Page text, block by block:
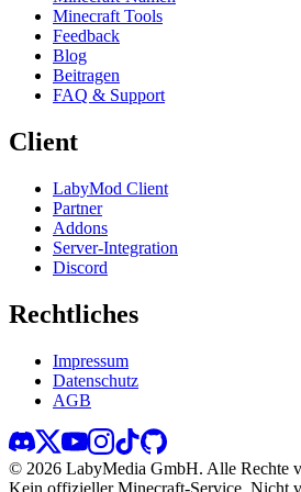
Minecraft Tools
Feedback
Blog
Beitragen
FAQ & Support
Client
LabyMod Client
Partner
Addons
Server-Integration
Discord
Rechtliches
Impressum
Datenschutz
AGB
© 2026 LabyMedia GmbH. Alle Rechte
Kein offizieller Minecraft-Service. Nicht